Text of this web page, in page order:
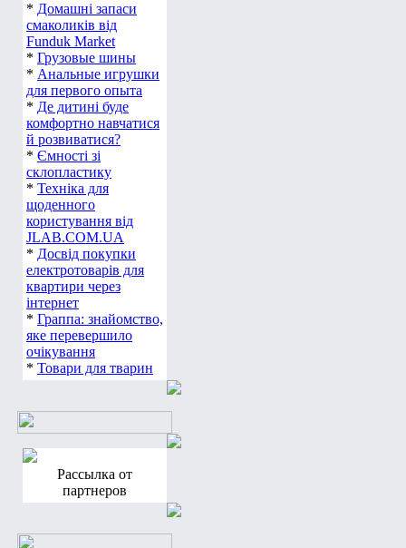
* Домашні запаси
смаколиків від
Funduk Market
* Грузовые шины
* Анальные игрушки
для первого опыта
* Де дитині буде
комфортно навчатися
й розвиватися?
* Ємності зі
склопластику
* Техніка для
щоденного
користування від
JLAB.COM.UA
* Досвід покупки
електротоварів для
квартири через
інтернет
* Граппа: знайомство,
яке перевершило
очікування
* Товари для тварин
Рассылка от
партнеров